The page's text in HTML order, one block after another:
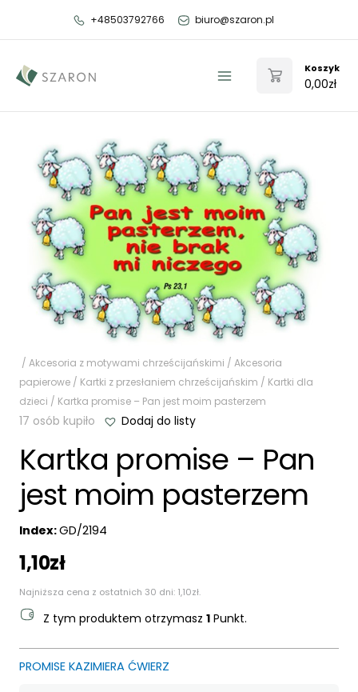
+48503792766 biuro@szaron.pl
Menu
Koszyk
0,00zł
/ Akcesoria z motywami chrześcijańskimi / Akcesoria
papierowe / Kartki z przesłaniem chrześcijańskim / Kartki dla
dzieci / Kartka promise – Pan jest moim pasterzem
17 osób kupiło Dodaj do listy
Kartka promise – Pan
jest moim pasterzem
Index:GD/2194
1,10zł
Najniższa cena z ostatnich 30 dni: 1,10zł.
Z tym produktem otrzymasz 1 Punkt.
PROMISE KAZIMIERA ĆWIERZ